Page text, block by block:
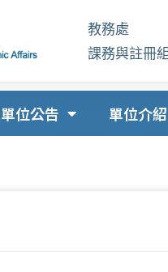
教
課務與註冊
單位公告 單位介紹